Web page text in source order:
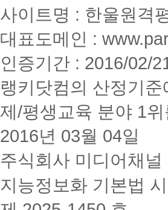
사이트명 : 한울원격
대표도메인 :
인증기간 : 2016/02/
랭키닷컴의 산정기
제/평생교육 분야 1
2016년 03월 04일
주식회사 미디어채
지능정보화 기본법